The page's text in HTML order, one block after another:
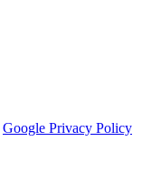
Google Privacy Policy